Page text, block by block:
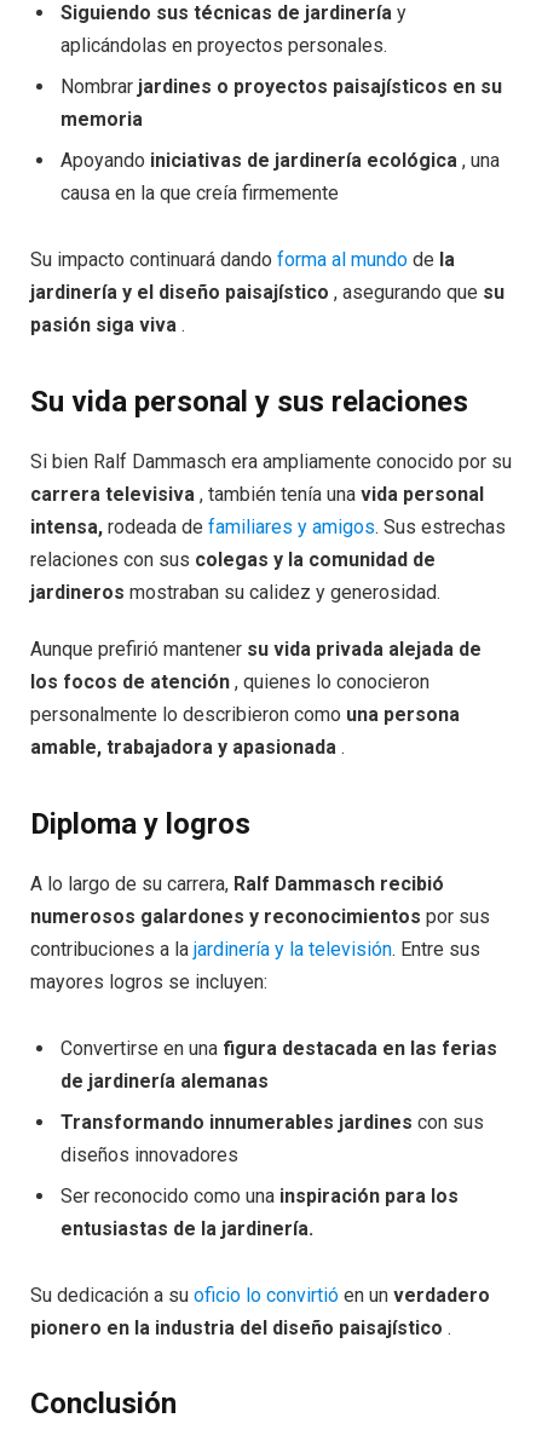
Siguiendo sus técnicas de jardinería y
aplicándolas en proyectos personales.
Nombrar jardines o proyectos paisajísticos en su
memoria
Apoyando iniciativas de jardinería ecológica , una
causa en la que creía firmemente
Su impacto continuará dando forma al mundo de la
jardinería y el diseño paisajístico , asegurando que su
pasión siga viva .
Su vida personal y sus relaciones
Si bien Ralf Dammasch era ampliamente conocido por su
carrera televisiva , también tenía una vida personal
intensa, rodeada de familiares y amigos. Sus estrechas
relaciones con sus colegas y la comunidad de
jardineros mostraban su calidez y generosidad.
Aunque prefirió mantener su vida privada alejada de
los focos de atención , quienes lo conocieron
personalmente lo describieron como una persona
amable, trabajadora y apasionada .
Diploma y logros
A lo largo de su carrera, Ralf Dammasch recibió
numerosos galardones y reconocimientos por sus
contribuciones a la jardinería y la televisión. Entre sus
mayores logros se incluyen:
Convertirse en una figura destacada en las ferias
de jardinería alemanas
Transformando innumerables jardines con sus
diseños innovadores
Ser reconocido como una inspiración para los
entusiastas de la jardinería.
Su dedicación a su oficio lo convirtió en un verdadero
pionero en la industria del diseño paisajístico .
Conclusión